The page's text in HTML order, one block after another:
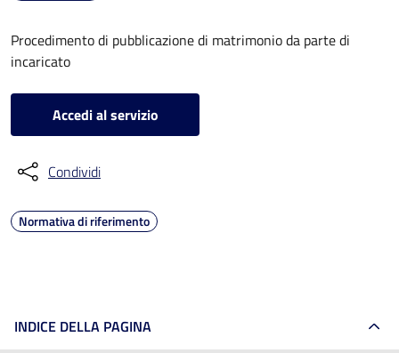
Procedimento di pubblicazione di matrimonio da parte di
incaricato
Accedi al servizio
Condividi
Normativa di riferimento
INDICE DELLA PAGINA